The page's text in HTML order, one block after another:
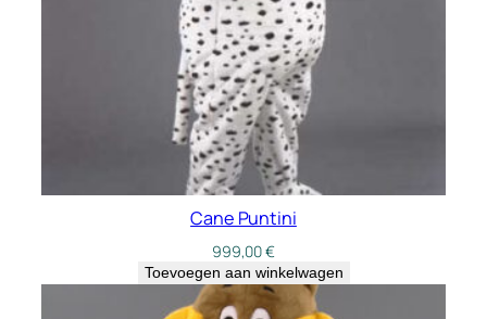
Cane Puntini
999,00€
Toevoegen aan winkelwagen